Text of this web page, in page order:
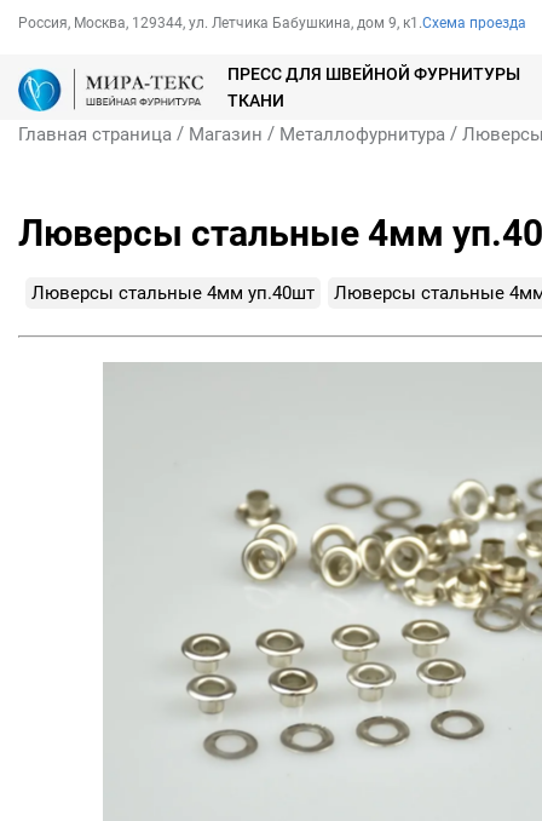
Россия, Москва, 129344, ул. Летчика Бабушкина, дом 9, к1.Схема проезда
ПРЕСС ДЛЯ ШВЕЙНОЙ ФУРНИТУРЫ
ТКАНИ
Главная страница / Магазин / Металлофурнитура / Люверсы
Люверсы стальные 4мм
Люверсы стальные 4мм уп.40шт Люверсы стальные